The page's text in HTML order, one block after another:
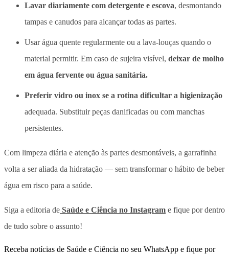
Lavar diariamente com detergente e escova, desmontando
tampas e canudos para alcançar todas as partes.
Usar água quente regularmente ou a lava-louças quando o
material permitir. Em caso de sujeira visível, deixar de molho
em água fervente ou água sanitária.
Preferir vidro ou inox se a rotina dificultar a higienização
adequada. Substituir peças danificadas ou com manchas
persistentes.
Com limpeza diária e atenção às partes desmontáveis, a garrafinha
volta a ser aliada da hidratação — sem transformar o hábito de beber
água em risco para a saúde.
Siga a editoria de Saúde e Ciência no Instagram e fique por dentro
de tudo sobre o assunto!
Receba notícias de Saúde e Ciência no seu WhatsApp e fique por